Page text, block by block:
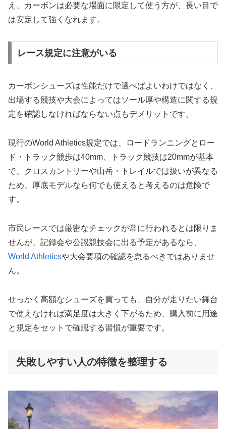
え、カーボンは必要な場面に限定して使う方が、長い目で
は安定して強くなれます。
レース規定に注意がいる
カーボンシューズは性能だけで選べばよいわけではなく、
出場する競技や大会によってはソール厚や構造に関する規
定を確認しなければならない点もデメリットです。
現行のWorld Athletics規定では、ロードランニングとロー
ド・トラック競歩は40mm、トラック競技は20mmが基本
で、クロスカントリーや山岳・トレイルでは扱いが異なる
ため、厚底モデルなら何でも使えると考えるのは危険で
す。
市民レースでは厳密なチェックが常に行われるとは限りま
せんが、記録会や公認競技会に出る予定があるなら、
World Athleticsや大会要項の確認を怠るべきではありませ
ん。
せっかく高額なシューズを買っても、自分が走りたい舞台
で使えなければ満足度は大きく下がるため、購入前に用途
と規定をセットで確認する習慣が重要です。
失敗しやすい人の特徴を整理する